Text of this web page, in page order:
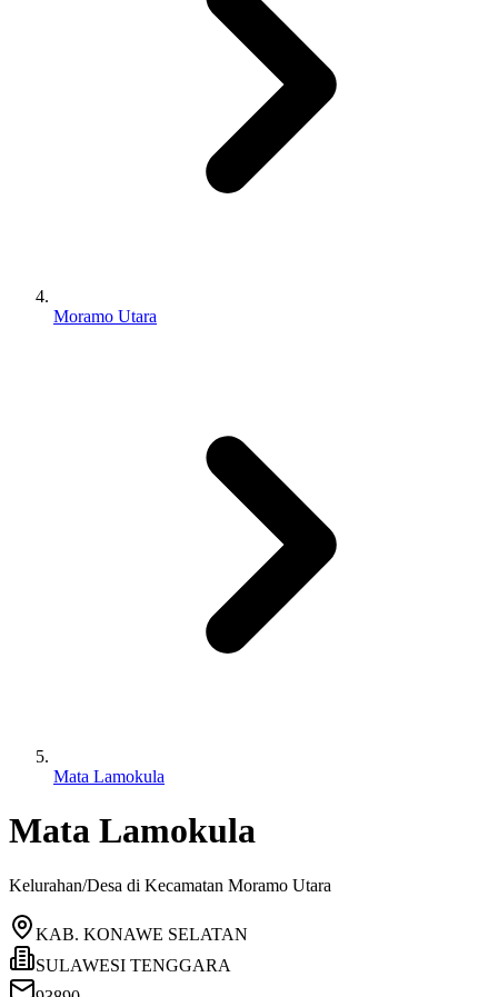
Moramo Utara
Mata Lamokula
Mata Lamokula
Kelurahan/Desa di Kecamatan Moramo Utara
KAB. KONAWE SELATAN
SULAWESI TENGGARA